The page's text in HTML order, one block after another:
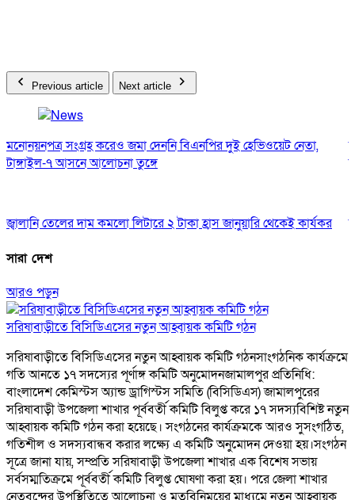
Previous article Next article
মনোনয়নপত্র সংগ্রহ করেও জমা দেননি বিএনপির দুই হেভিওয়েট নেতা,
টাঙ্গাইল-৭ আসনে আলোচনা তুঙ্গে
জ্বালানি তেলের দাম কমলো লিটারে ২ টাকা হ্রাস জানুয়ারি থেকেই কার্যকর
সারা দেশ
আরও পড়ুন
সরিষাবাড়ীতে বিসিডিএসের নতুন আহ্বায়ক কমিটি গঠন
সরিষাবাড়ীতে বিসিডিএসের নতুন আহ্বায়ক কমিটি গঠনসাংগঠনিক কার্যক্রমে
গতি আনতে ১৭ সদস্যের পূর্ণাঙ্গ কমিটি অনুমোদনজামালপুর প্রতিনিধি:
বাংলাদেশ কেমিস্টস অ্যান্ড ড্রাগিস্টস সমিতি (বিসিডিএস) জামালপুরের
সরিষাবাড়ী উপজেলা শাখার পূর্ববর্তী কমিটি বিলুপ্ত করে ১৭ সদস্যবিশিষ্ট নতুন
আহ্বায়ক কমিটি গঠন করা হয়েছে। সংগঠনের কার্যক্রমকে আরও সুসংগঠিত,
গতিশীল ও সদস্যবান্ধব করার লক্ষ্যে এ কমিটি অনুমোদন দেওয়া হয়।সংগঠন
সূত্রে জানা যায়, সম্প্রতি সরিষাবাড়ী উপজেলা শাখার এক বিশেষ সভায়
সর্বসম্মতিক্রমে পূর্ববর্তী কমিটি বিলুপ্ত ঘোষণা করা হয়। পরে জেলা শাখার